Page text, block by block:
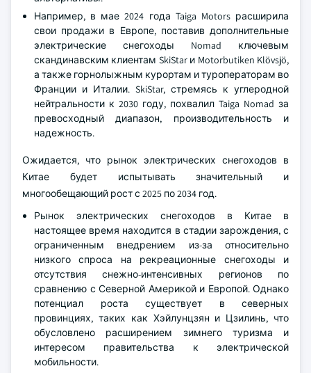
Например, в мае 2024 года Taiga Motors расширила
свои продажи в Европе, поставив дополнительные
электрические снегоходы Nomad ключевым
скандинавским клиентам SkiStar и Motorbutiken Klövsjö,
а также горнолыжным курортам и туроператорам во
Франции и Италии. SkiStar, стремясь к углеродной
нейтральности к 2030 году, похвалил Taiga Nomad за
превосходный диапазон, производительность и
надежность.
Ожидается, что рынок электрических снегоходов в
Китае будет испытывать значительный и
многообещающий рост с 2025 по 2034 год.
Рынок электрических снегоходов в Китае в
настоящее время находится в стадии зарождения, с
ограниченным внедрением из-за относительно
низкого спроса на рекреационные снегоходы и
отсутствия снежно-интенсивных регионов по
сравнению с Северной Америкой и Европой. Однако
потенциал роста существует в северных
провинциях, таких как Хэйлунцзян и Цзилинь, что
обусловлено расширением зимнего туризма и
интересом правительства к электрической
мобильности.